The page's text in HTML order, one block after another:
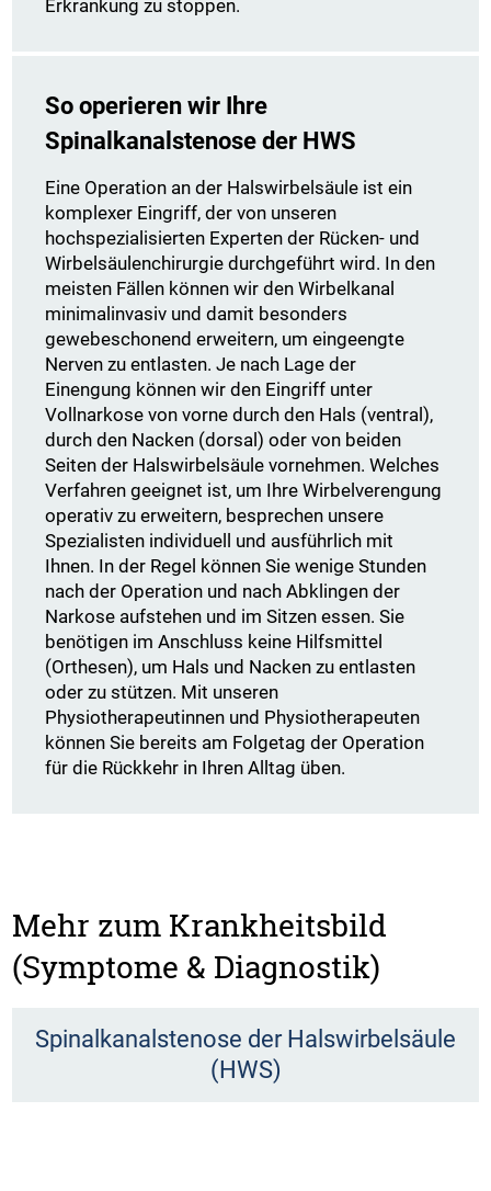
Erkrankung zu stoppen.
So operieren wir Ihre
Spinalkanalstenose der HWS
Eine Operation an der Halswirbelsäule ist ein
komplexer Eingriff, der von unseren
hochspezialisierten Experten der Rücken- und
Wirbelsäulenchirurgie durchgeführt wird. In den
meisten Fällen können wir den Wirbelkanal
minimalinvasiv und damit besonders
gewebeschonend erweitern, um eingeengte
Nerven zu entlasten. Je nach Lage der
Einengung können wir den Eingriff unter
Vollnarkose von vorne durch den Hals (ventral),
durch den Nacken (dorsal) oder von beiden
Seiten der Halswirbelsäule vornehmen. Welches
Verfahren geeignet ist, um Ihre Wirbelverengung
operativ zu erweitern, besprechen unsere
Spezialisten individuell und ausführlich mit
Ihnen. In der Regel können Sie wenige Stunden
nach der Operation und nach Abklingen der
Narkose aufstehen und im Sitzen essen. Sie
benötigen im Anschluss keine Hilfsmittel
(Orthesen), um Hals und Nacken zu entlasten
oder zu stützen. Mit unseren
Physiotherapeutinnen und Physiotherapeuten
können Sie bereits am Folgetag der Operation
für die Rückkehr in Ihren Alltag üben.
Mehr zum Krankheitsbild
(Symptome & Diagnostik)
Spinalkanalstenose der Halswirbelsäule
(HWS)